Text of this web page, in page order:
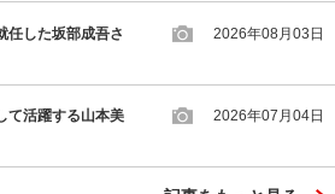
任した坂部成吾さ
2026年08月03日
て活躍する山本美
2026年07月04日